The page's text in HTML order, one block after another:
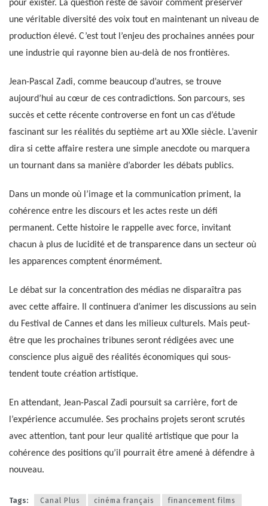
pour exister. La question reste de savoir comment préserver
une véritable diversité des voix tout en maintenant un niveau de
production élevé. C’est tout l’enjeu des prochaines années pour
une industrie qui rayonne bien au-delà de nos frontières.
Jean-Pascal Zadi, comme beaucoup d’autres, se trouve
aujourd’hui au cœur de ces contradictions. Son parcours, ses
succès et cette récente controverse en font un cas d’étude
fascinant sur les réalités du septième art au XXIe siècle. L’avenir
dira si cette affaire restera une simple anecdote ou marquera
un tournant dans sa manière d’aborder les débats publics.
Dans un monde où l’image et la communication priment, la
cohérence entre les discours et les actes reste un défi
permanent. Cette histoire le rappelle avec force, invitant
chacun à plus de lucidité et de transparence dans un secteur où
les apparences comptent énormément.
Le débat sur la concentration des médias ne disparaîtra pas
avec cette affaire. Il continuera d’animer les discussions au sein
du Festival de Cannes et dans les milieux culturels. Mais peut-
être que les prochaines tribunes seront rédigées avec une
conscience plus aiguë des réalités économiques qui sous-
tendent toute création artistique.
En attendant, Jean-Pascal Zadi poursuit sa carrière, fort de
l’expérience accumulée. Ses prochains projets seront scrutés
avec attention, tant pour leur qualité artistique que pour la
cohérence des positions qu’il pourrait être amené à défendre à
nouveau.
Tags: Canal Plus cinéma français
financement films